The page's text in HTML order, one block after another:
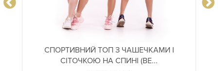
СПОРТИВНИЙ ТОП З ЧАШЕЧКАМИ І
СІТОЧКОЮ НА СПИНІ (ВЕ...